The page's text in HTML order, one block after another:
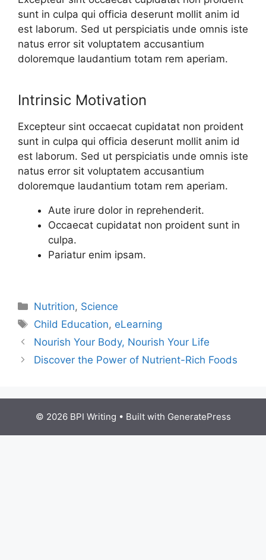
sunt in culpa qui officia deserunt mollit anim id
est laborum. Sed ut perspiciatis unde omnis iste
natus error sit voluptatem accusantium
doloremque laudantium totam rem aperiam.
Intrinsic Motivation
Excepteur sint occaecat cupidatat non proident
sunt in culpa qui officia deserunt mollit anim id
est laborum. Sed ut perspiciatis unde omnis iste
natus error sit voluptatem accusantium
doloremque laudantium totam rem aperiam.
Aute irure dolor in reprehenderit.
Occaecat cupidatat non proident sunt in
culpa.
Pariatur enim ipsam.
Nutrition, Science
Child Education, eLearning
Nourish Your Body, Nourish Your Life
Discover the Power of Nutrient-Rich Foods
© 2026 BPI Writing • Built with GeneratePress